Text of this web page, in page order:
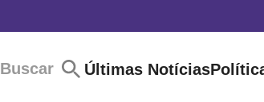
Buscar Últimas Notícias